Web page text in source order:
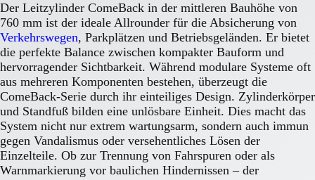
Der Leitzylinder ComeBack in der mittleren Bauhöhe von
760 mm ist der ideale Allrounder für die Absicherung von
Verkehrswegen, Parkplätzen und Betriebsgeländen. Er bietet
die perfekte Balance zwischen kompakter Bauform und
hervorragender Sichtbarkeit. Während modulare Systeme oft
aus mehreren Komponenten bestehen, überzeugt die
ComeBack-Serie durch ihr einteiliges Design. Zylinderkörper
und Standfuß bilden eine unlösbare Einheit. Dies macht das
System nicht nur extrem wartungsarm, sondern auch immun
gegen Vandalismus oder versehentliches Lösen der
Einzelteile. Ob zur Trennung von Fahrspuren oder als
Warnmarkierung vor baulichen Hindernissen – der